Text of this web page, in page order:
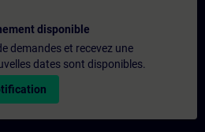
disponible
demandes et recevez une
dates sont disponibles.